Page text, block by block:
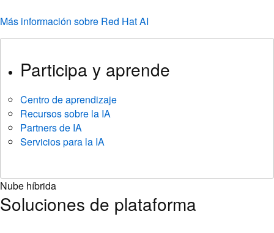
Más información sobre Red Hat AI
Participa y aprende
Centro de aprendizaje
Recursos sobre la IA
Partners de IA
Servicios para la IA
Nube híbrida
Soluciones de plataforma